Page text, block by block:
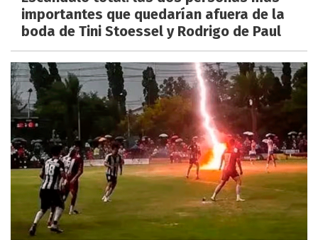
importantes que quedarían afuera de la
boda de Tini Stoessel y Rodrigo de Paul